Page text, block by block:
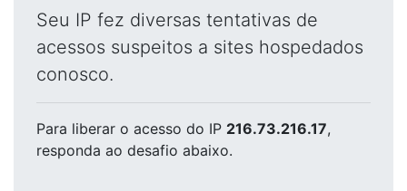
Seu IP fez diversas tentativas de
acessos suspeitos a sites hospedados
conosco.
Para liberar o acesso do IP 216.73.216.17,
responda ao desafio abaixo.